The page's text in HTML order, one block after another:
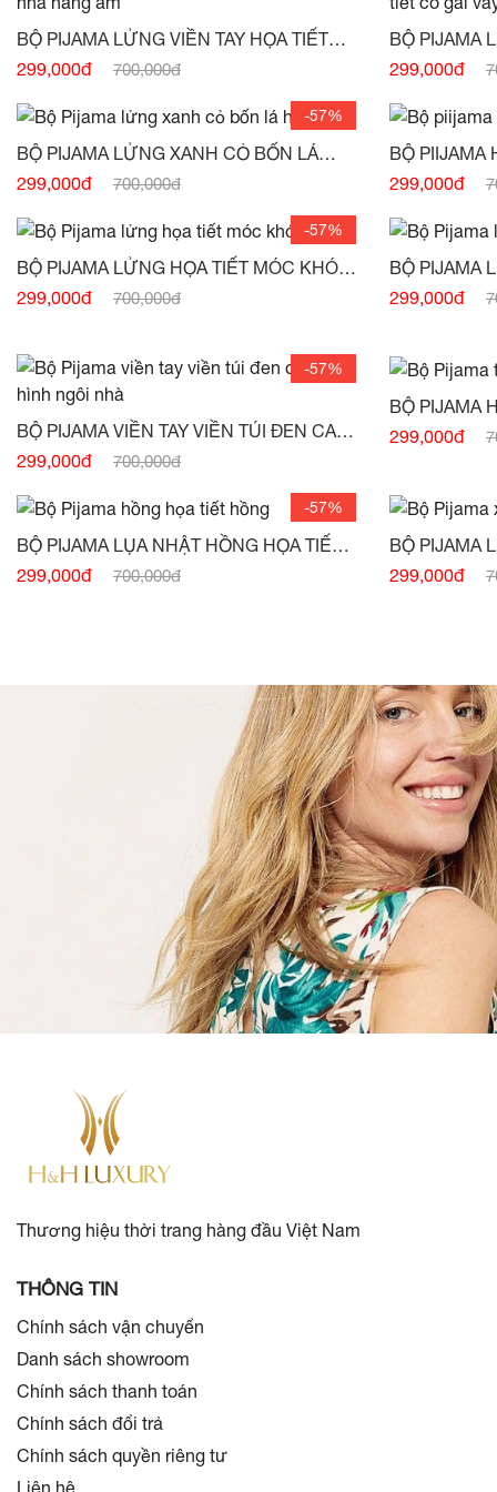
BỘ PIJAMA LỬNG VIỀN TAY HỌA TIẾT
299,000đ 700,000đ
BỘ PIJAMA
299,000đ
-57%
BỘ PIJAMA LỬNG XANH CỎ BỐN LÁ
HỒNG -(HẾT HÀNG)
299,000đ 700,000đ 299,000đ
-57%
BỘ PIJAMA LỬNG HỌA TIẾT MÓC KHÓA
-(HẾT HÀNG)
299,000đ 700,000đ
BỘ PIJAMA
299,000đ
-57%
BỘ PIJAMA VIỀN TAY VIỀN TÚI ĐEN CAM
299,000đ 700,000đ
HÀNG)
299,000đ
-57%
BỘ PIJAMA LỤA NHẬT HỒNG HỌA TIẾT
HỒNG -(HẾT HÀNG)
299,000đ 700,000đ
BỘ PIJAMA
299,000đ
Thương hiệu thời trang hàng đầu Việt Nam
THÔNG TIN
Chính sách vận chuyển
Danh sách showroom
Chính sách thanh toán
Chính sách đổi trả
Chính sách quyền riêng tư
Liên hệ